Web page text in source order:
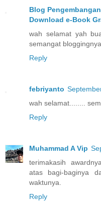
Blog
Download e-Book
wah selamat yah
semangat
Reply
febriyanto
wah selamat........
Reply
Muhammad A Vip
terimakasih
atas bagi-baginya
waktunya.
Reply